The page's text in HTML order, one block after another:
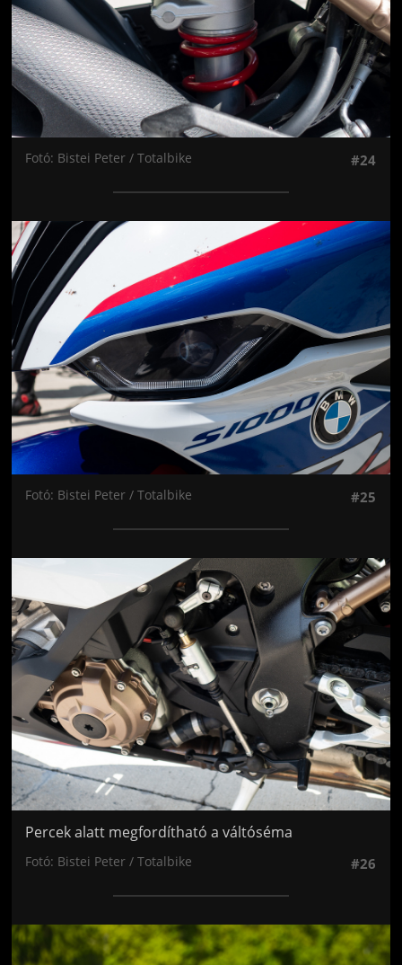
Fotó: Bistei Peter / Totalbike #24
Jön még kép!
Fotó: Bistei Peter / Totalbike #25
Jön még kép!
Percek alatt megfordítható a váltóséma
Fotó: Bistei Peter / Totalbike #26
Jön még kép!